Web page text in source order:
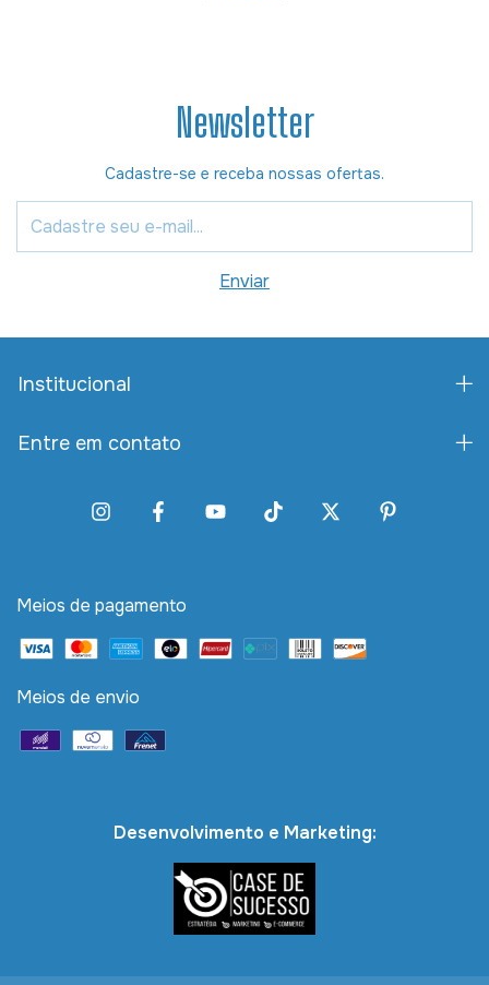
Newsletter
Cadastre-se e receba nossas ofertas.
Institucional
Entre em contato
Meios de pagamento
Meios de envio
Desenvolvimento e Marketing: